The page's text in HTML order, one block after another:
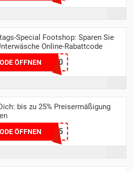
Special Footshop: Sparen Sie
Online-Rabattcode
ÖFFNENLOVE20
bis zu 25% Preisermäßigung
ÖFFNENVEJA25